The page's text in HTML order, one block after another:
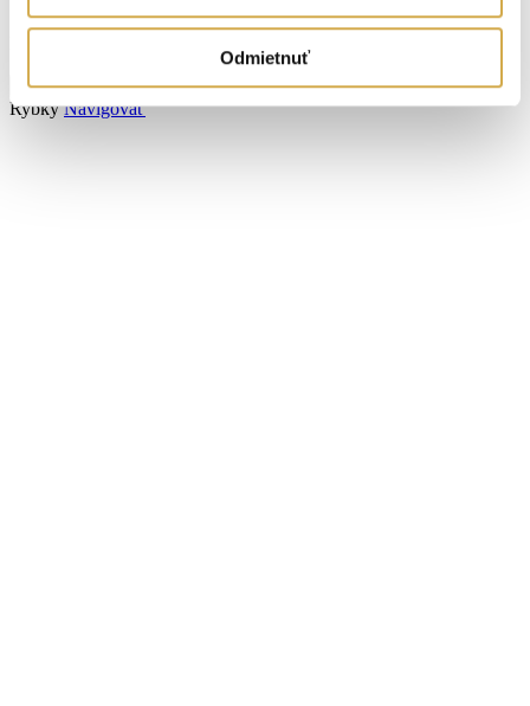
Odmietnuť
Zobraziť viac informácií
Rybky Navigovať